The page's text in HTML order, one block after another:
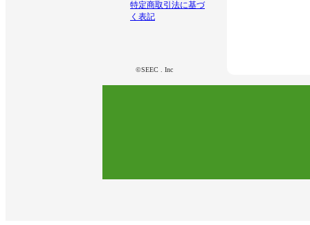
特定商取引法に基づ
く表記
©SEEC . Inc